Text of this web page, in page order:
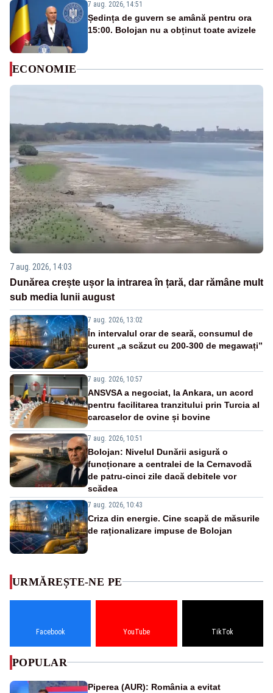
7 aug. 2026, 14:51
Ședința de guvern se amână pentru ora
15:00. Bolojan nu a obținut toate avizele
ECONOMIE
7 aug. 2026, 14:03
Dunărea crește ușor la intrarea în țară, dar rămâne mult
sub media lunii august
7 aug. 2026, 13:02
În intervalul orar de seară, consumul de
curent „a scăzut cu 200-300 de megawați”
7 aug. 2026, 10:57
ANSVSA a negociat, la Ankara, un acord
pentru facilitarea tranzitului prin Turcia al
carcaselor de ovine și bovine
7 aug. 2026, 10:51
Bolojan: Nivelul Dunării asigură o
funcționare a centralei de la Cernavodă
de patru-cinci zile dacă debitele vor
scădea
7 aug. 2026, 10:43
Criza din energie. Cine scapă de măsurile
de raționalizare impuse de Bolojan
URMĂREȘTE-NE PE
Facebook YouTube TikTok
POPULAR
Piperea (AUR): România a evitat